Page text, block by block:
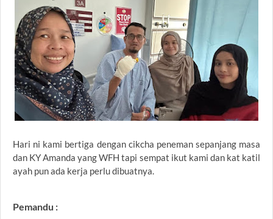
Hari ni kami bertiga dengan cikcha peneman sepanjang masa
dan KY Amanda yang WFH tapi sempat ikut kami dan kat katil
ayah pun ada kerja perlu dibuatnya.
Pemandu :